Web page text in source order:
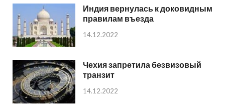
Индия вернулась к доковидным
правилам въезда
14.12.2022
Чехия запретила безвизовый
транзит
14.12.2022